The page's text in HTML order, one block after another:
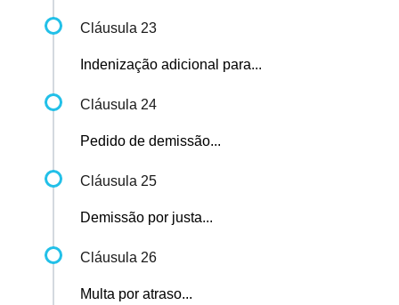
Cláusula 23
Indenização adicional para...
Cláusula 24
Pedido de demissão...
Cláusula 25
Demissão por justa...
Cláusula 26
Multa por atraso...